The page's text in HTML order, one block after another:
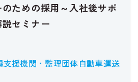
ための採用～入社後サポ
セミナー
支援機関・監理団体自動車運送